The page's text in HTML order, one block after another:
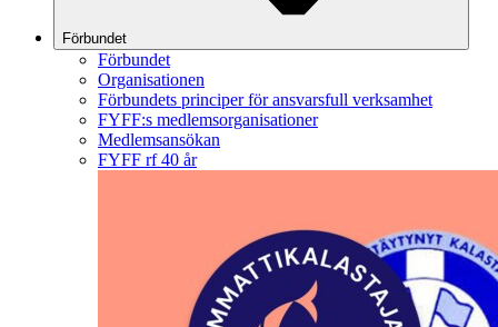
Förbundet
Förbundet
Organisationen
Förbundets principer för ansvarsfull verksamhet
FYFF:s medlemsorganisationer
Medlemsansökan
FYFF rf 40 år